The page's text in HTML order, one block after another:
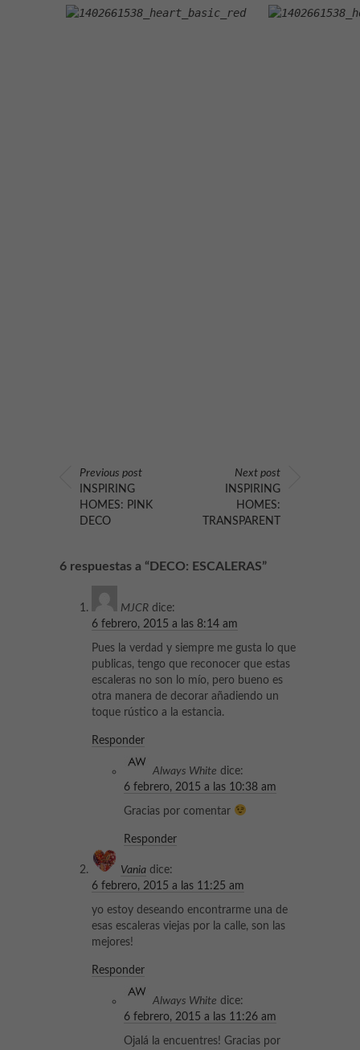
Previous post
INSPIRING
HOMES: PINK
DECO
Next post
INSPIRING
HOMES:
TRANSPARENT
6 respuestas a “DECO: ESCALERAS”
MJCR dice:
6 febrero, 2015 a las 8:14 am
Pues la verdad y siempre me gusta lo que
publicas, tengo que reconocer que estas
escaleras no son lo mío, pero bueno es
otra manera de decorar añadiendo un
toque rústico a la estancia.
Responder
Always White dice:
6 febrero, 2015 a las 10:38 am
Gracias por comentar
Responder
Vania dice:
6 febrero, 2015 a las 11:25 am
yo estoy deseando encontrarme una de
esas escaleras viejas por la calle, son las
mejores!
Responder
Always White dice:
6 febrero, 2015 a las 11:26 am
Ojalá la encuentres! Gracias por